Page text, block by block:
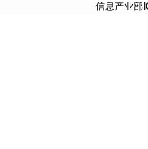
信息产业部